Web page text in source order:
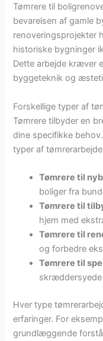
Tømrere til
bevarelsen af gamle
renoveringsprojekter
historiske bygninger
Dette arbejde kræver
byggeteknik og
Forskellige typer af
Tømrere tilbyder en
dine specifikke
typer af
Tømrere til
boliger fra
Tømrere til
hjem med
Tømrere til
og forbedre
Tømrere til
skræddersyede
Hver type
erfaringer. For
grundlæggende